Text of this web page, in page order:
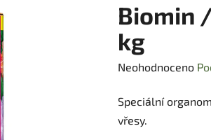
Biomin
kg
Průměrné
produktu
je
Neohodnoceno
Speciální
vřesy.